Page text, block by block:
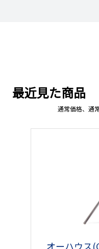
最近見た商品
通常価格、通
オーハウス